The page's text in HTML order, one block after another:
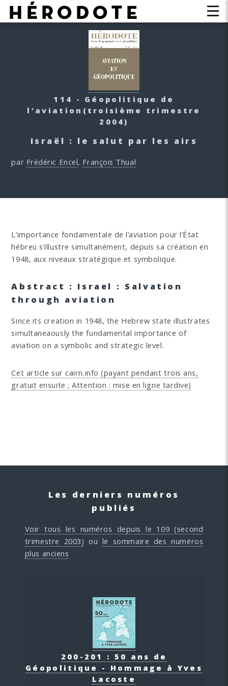
114 - Géopolitique de
l’aviation (troisième trimestre
2004)
Israël : le salut par les airs
par Frédéric Encel, François Thual
L’importance fondamentale de l’aviation pour l’État
hébreu s’illustre simultanément, depuis sa création en
1948, aux niveaux stratégique et symbolique.
Abstract : Israel : Salvation
through aviation
Since its creation in 1948, the Hebrew state illustrates
simultaneaously the fundamental importance of
aviation on a symbolic and strategic level.
Cet article sur cairn.info (payant pendant trois ans,
gratuit ensuite ; Attention : mise en ligne tardive)
Les derniers numéros
publiés
Voir tous les numéros depuis le 109 (second
trimestre 2003) ou le sommaire des numéros
plus anciens
200-201 : 50 ans de
Géopolitique - Hommage à Yves
Lacoste